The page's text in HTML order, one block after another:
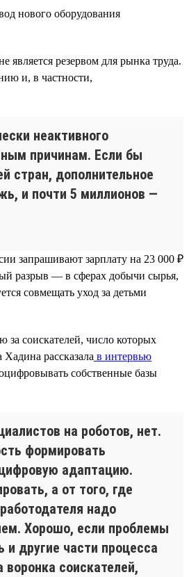
нового оборудования
является резервом для рынка труда.
и, в частности,
неактивного
причинам. Если бы
стран, дополнительное
и почти 5 миллионов —
запрашивают зарплату на 23 000 ₽
разрыв — в сферах добычи сырья,
совмещать уход за детьми
за соискателей, число которых
рассказала в интервью
собственные базы
на роботов, нет.
формировать
адаптацию.
а от того, где
надо
Хорошо, если проблемы
другие части процесса
соискателей,